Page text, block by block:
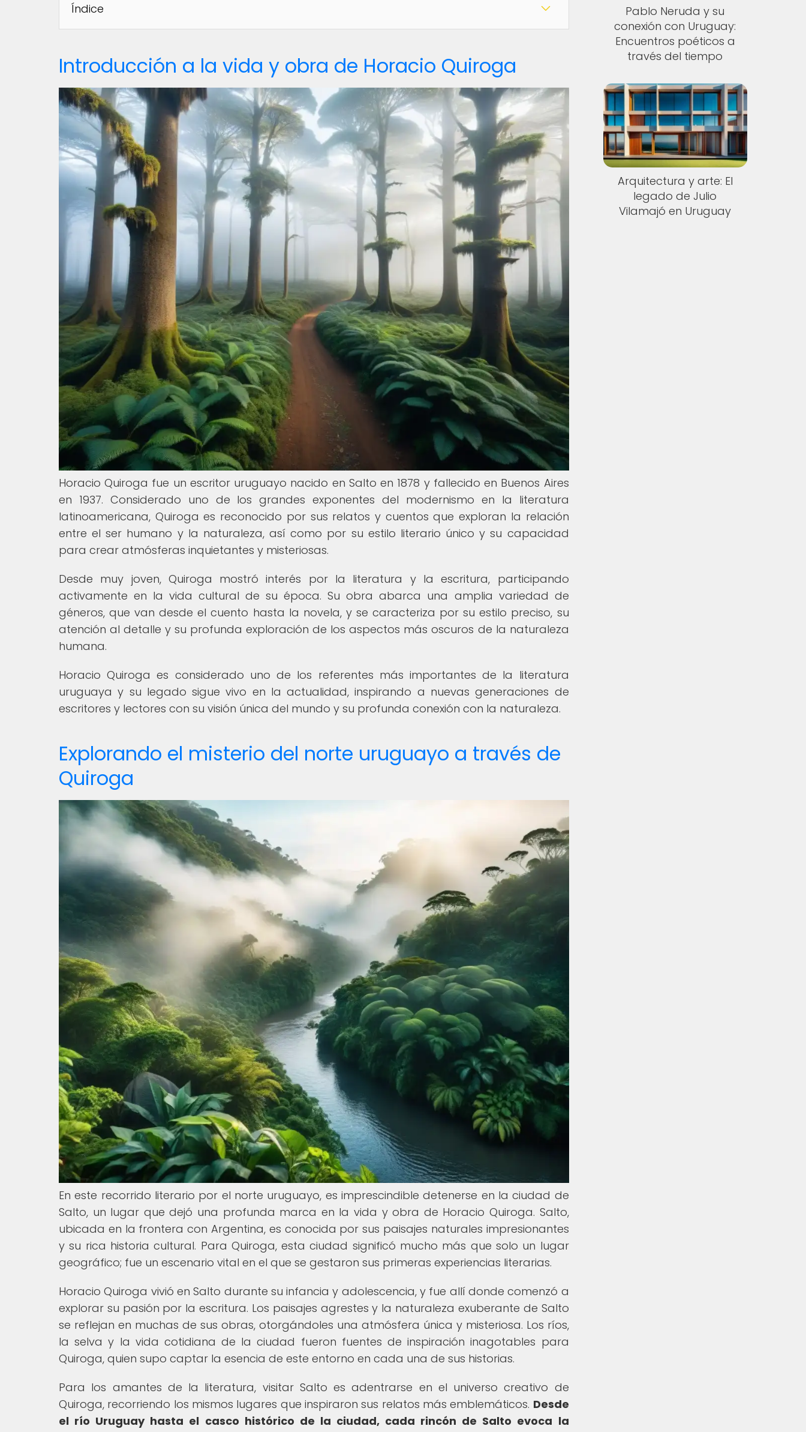
Índice
Introducción a la vida y obra de Horacio Quiroga
Horacio Quiroga fue un escritor uruguayo nacido en Salto en 1878 y fallecido en Buenos Aires
en 1937. Considerado uno de los grandes exponentes del modernismo en la literatura
latinoamericana, Quiroga es reconocido por sus relatos y cuentos que exploran la relación
entre el ser humano y la naturaleza, así como por su estilo literario único y su capacidad
para crear atmósferas inquietantes y misteriosas.
Desde muy joven, Quiroga mostró interés por la literatura y la escritura, participando
activamente en la vida cultural de su época. Su obra abarca una amplia variedad de
géneros, que van desde el cuento hasta la novela, y se caracteriza por su estilo preciso, su
atención al detalle y su profunda exploración de los aspectos más oscuros de la naturaleza
humana.
Horacio Quiroga es considerado uno de los referentes más importantes de la literatura
uruguaya y su legado sigue vivo en la actualidad, inspirando a nuevas generaciones de
escritores y lectores con su visión única del mundo y su profunda conexión con la naturaleza.
Explorando el misterio del norte uruguayo a través de
Quiroga
En este recorrido literario por el norte uruguayo, es imprescindible detenerse en la ciudad de
Salto, un lugar que dejó una profunda marca en la vida y obra de Horacio Quiroga. Salto,
ubicada en la frontera con Argentina, es conocida por sus paisajes naturales impresionantes
y su rica historia cultural. Para Quiroga, esta ciudad significó mucho más que solo un lugar
geográfico; fue un escenario vital en el que se gestaron sus primeras experiencias literarias.
Horacio Quiroga vivió en Salto durante su infancia y adolescencia, y fue allí donde comenzó a
explorar su pasión por la escritura. Los paisajes agrestes y la naturaleza exuberante de Salto
se reflejan en muchas de sus obras, otorgándoles una atmósfera única y misteriosa. Los ríos,
la selva y la vida cotidiana de la ciudad fueron fuentes de inspiración inagotables para
Quiroga, quien supo captar la esencia de este entorno en cada una de sus historias.
Para los amantes de la literatura, visitar Salto es adentrarse en el universo creativo de
Quiroga, recorriendo los mismos lugares que inspiraron sus relatos más emblemáticos. Desde
el río Uruguay hasta el casco histórico de la ciudad, cada rincón de Salto evoca la
Pablo Neruda y su
conexión con Uruguay:
Encuentros poéticos a
través del tiempo
Arquitectura y arte: El
legado de Julio
Vilamajó en Uruguay